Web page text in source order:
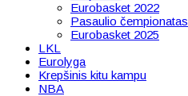
Eurobasket 2022
Pasaulio čempionatas
Eurobasket 2025
LKL
Eurolyga
Krepšinis kitu kampu
NBA